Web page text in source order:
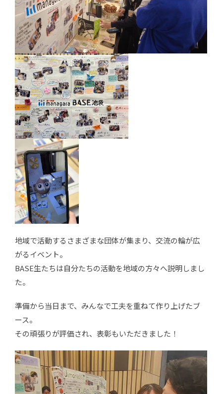
地域で活動するさまざまな団体が集まり、交流の輪が広
がるイベント。
BASE生たちは自分たちの活動を地域の方々へ説明しまし
た。
準備から当日まで、みんなで工夫を重ねて作り上げたブ
ース。
その頑張りが評価され、表彰もいただきました！